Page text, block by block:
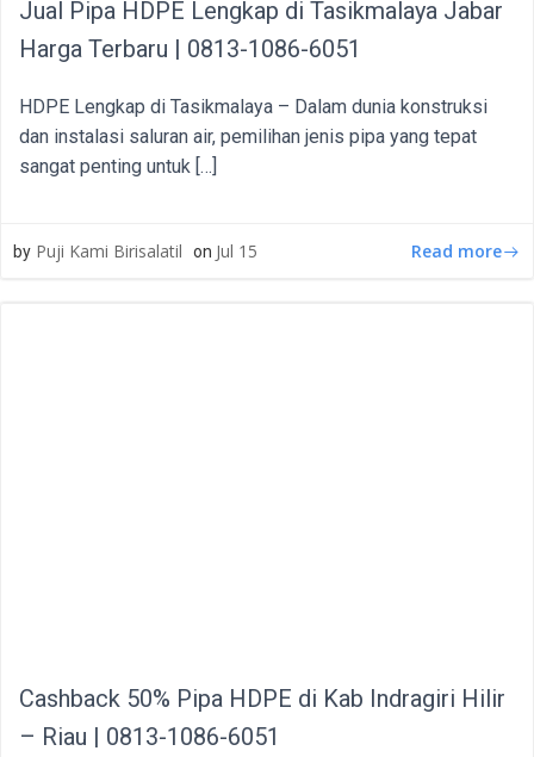
Jual Pipa HDPE Lengkap di Tasikmalaya Jabar
Harga Terbaru | 0813-1086-6051
HDPE Lengkap di Tasikmalaya – Dalam dunia konstruksi
dan instalasi saluran air, pemilihan jenis pipa yang tepat
sangat penting untuk […]
by Puji Kami Birisalatil on Jul 15 Read more
Cashback 50% Pipa HDPE di Kab Indragiri Hilir
– Riau | 0813-1086-6051